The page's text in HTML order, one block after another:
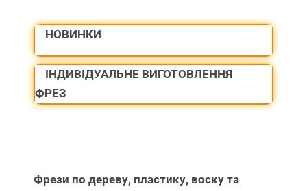
НОВИНКИ
ІНДИВІДУАЛЬНЕ ВИГОТОВЛЕННЯ
ФРЕЗ
Фрези по дереву, пластику, воску та